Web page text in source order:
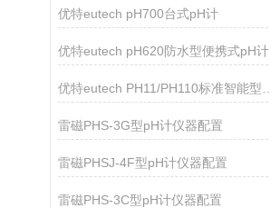
优特eutech pH700台式pH计
优特eutech pH620防水型便携式pH计
雷磁PHS-3G型pH计仪器配置
雷磁PHSJ-4F型pH计仪器配置
雷磁PHS-3C型pH计仪器配置